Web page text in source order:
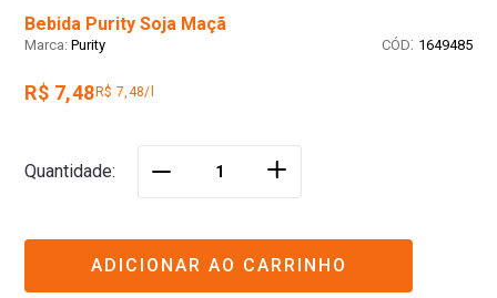
Bebida Purity Soja Maçã
Purity : 1649485
R$ 7,48 R$ 7,48/l
Quantidade ＋
ADICIONAR AO CARRINHO